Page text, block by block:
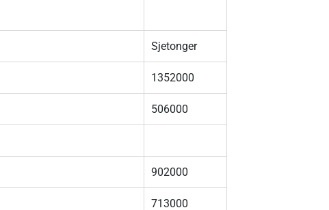
Sjetonger
1352000
506000
902000
713000